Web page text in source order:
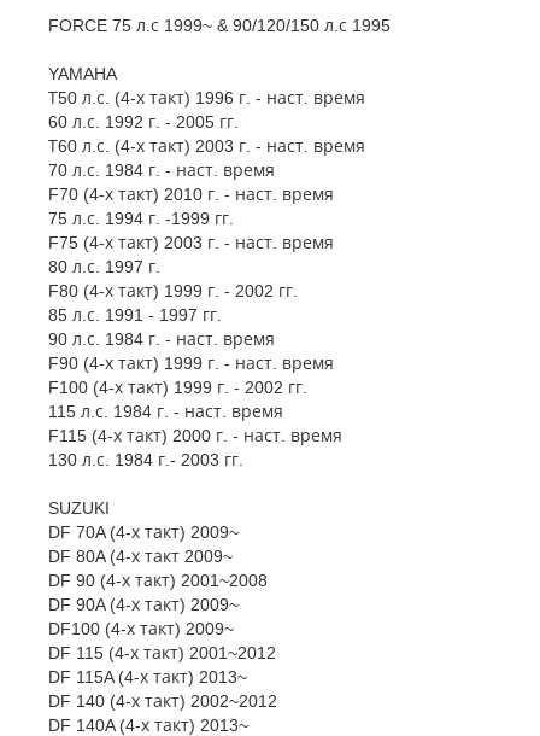
FORCE 75 л.с 1999~ & 90/120/150 л.с 1995
YAMAHA
Т50 л.с. (4-х такт) 1996 г. - наст. время
60 л.с. 1992 г. - 2005 гг.
Т60 л.с. (4-х такт) 2003 г. - наст. время
70 л.с. 1984 г. - наст. время
F70 (4-х такт) 2010 г. - наст. время
75 л.с. 1994 г. -1999 гг.
F75 (4-х такт) 2003 г. - наст. время
80 л.с. 1997 г.
F80 (4-х такт) 1999 г. - 2002 гг.
85 л.с. 1991 - 1997 гг.
90 л.с. 1984 г. - наст. время
F90 (4-х такт) 1999 г. - наст. время
F100 (4-х такт) 1999 г. - 2002 гг.
115 л.с. 1984 г. - наст. время
F115 (4-х такт) 2000 г. - наст. время
130 л.с. 1984 г.- 2003 гг.
SUZUKI
DF 70A (4-х такт) 2009~
DF 80A (4-х такт 2009~
DF 90 (4-х такт) 2001~2008
DF 90A (4-х такт) 2009~
DF100 (4-х такт) 2009~
DF 115 (4-х такт) 2001~2012
DF 115A (4-х такт) 2013~
DF 140 (4-х такт) 2002~2012
DF 140A (4-х такт) 2013~